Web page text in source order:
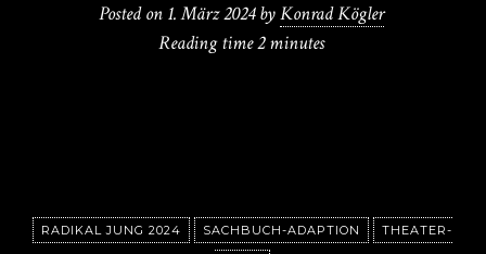
Posted on 1. März 2024 byKonrad Kögler
Reading time2 minutes
RADIKAL JUNG 2024 SACHBUCH-ADAPTION THEATER-